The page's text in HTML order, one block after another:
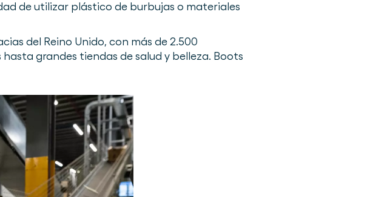
de utilizar plástico de burbujas o materiales
del Reino Unido, con más de 2.500
grandes tiendas de salud y belleza. Boots